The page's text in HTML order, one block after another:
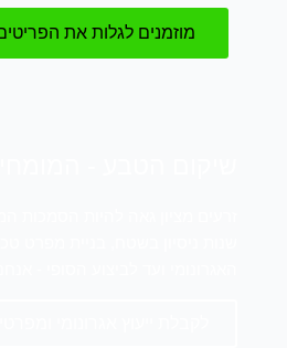
מוזמנים לגלות את